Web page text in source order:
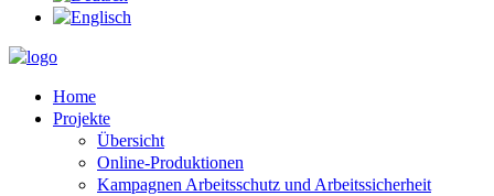
Home
Projekte
Übersicht
Online-Produktionen
Kampagnen Arbeitsschutz und Arbeitssicherheit